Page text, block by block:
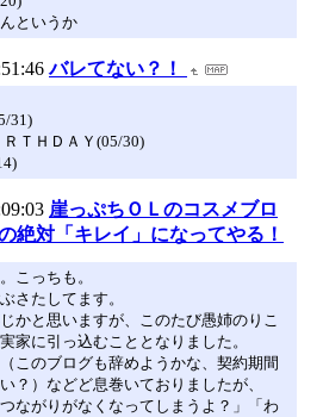
というか
バレてない？！
31)
ＲＴＨＤＡＹ(05/30)
崖っぷちＯＬのコスメブロ
絶対「キレイ」になってやる！
こっちも。
さたしてます。
かと思いますが、このたび愚姉のりこ
家に引っ込むこととなりました。
このブログも辞めようかな、契約期間
？）などど息巻いておりましたが、
つながりがなくなってしまうよ？」「わ